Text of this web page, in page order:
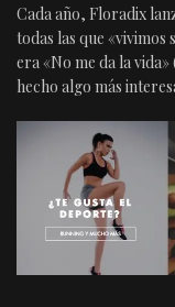
Cada año, Floradix
todas las que «vivimos
era «No me da la
hecho algo más